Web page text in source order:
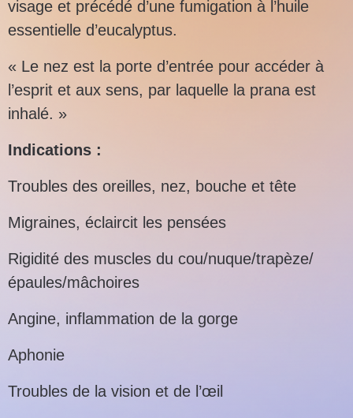
visage et précédé d’une fumigation à l’huile
essentielle d’eucalyptus.
« Le nez est la porte d’entrée pour accéder à
l’esprit et aux sens, par laquelle la prana est
inhalé. »
Indications :
Troubles des oreilles, nez, bouche et tête
Migraines, éclaircit les pensées
Rigidité des muscles du cou/nuque/trapèze/
épaules/mâchoires
Angine, inflammation de la gorge
Aphonie
Troubles de la vision et de l’œil